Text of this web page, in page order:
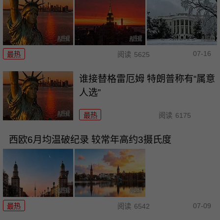
最热 阅读 5625 07-16
谁接替格雷厄姆 特朗普称有“属意
人选”
最热 阅读 6175
西欧6月均温破纪录 较常年高约3摄氏度
最热 阅读 6542 07-09